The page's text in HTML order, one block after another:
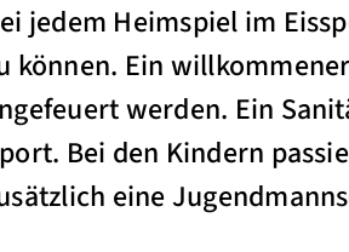
jedem Heimspiel im
können. Ein
werden. Ein
Bei den Kindern
eine